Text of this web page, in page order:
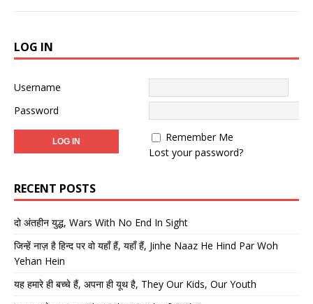
LOG IN
Username
Password
Remember Me
Lost your password?
RECENT POSTS
दो अंतहीन युद्ध, Wars With No End In Sight
जिन्हें नाज़ है हिन्द पर वो यहाँ हैं, यहाँ हैं, Jinhe Naaz He Hind Par Woh
Yehan Hein
यह हमारे ही बच्चे हैं, अपना ही यूथ है, They Our Kids, Our Youth